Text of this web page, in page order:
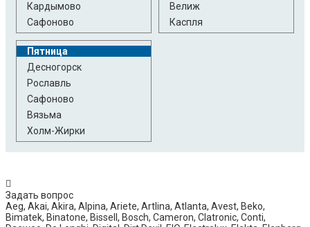
Кардымово
Сафоново
Велиж
Каспля
Пятница
Десногорск
Рославль
Сафоново
Вязьма
Холм-Жирки
Задать вопрос
Aeg, Akai, Akira, Alpina, Ariete, Artlina, Atlanta, Avest, Beko,
Bimatek, Binatone, Bissell, Bosch, Cameron, Clatronic, Conti,